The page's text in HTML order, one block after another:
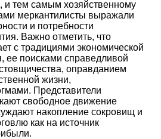
и тем самым хозяйственному
меркантилисты выражали
и потребности
Важно отметить, что
с традициями экономической
ее поисками справедливой
оправданием
жизни,
Представители
свободное движение
накопление сокровищ и
как на источник